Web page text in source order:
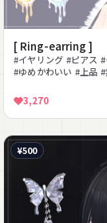
[ Ring-earring ]
#イヤリング #ピアス
#ゆめかわいい #上品
3,270
¥500